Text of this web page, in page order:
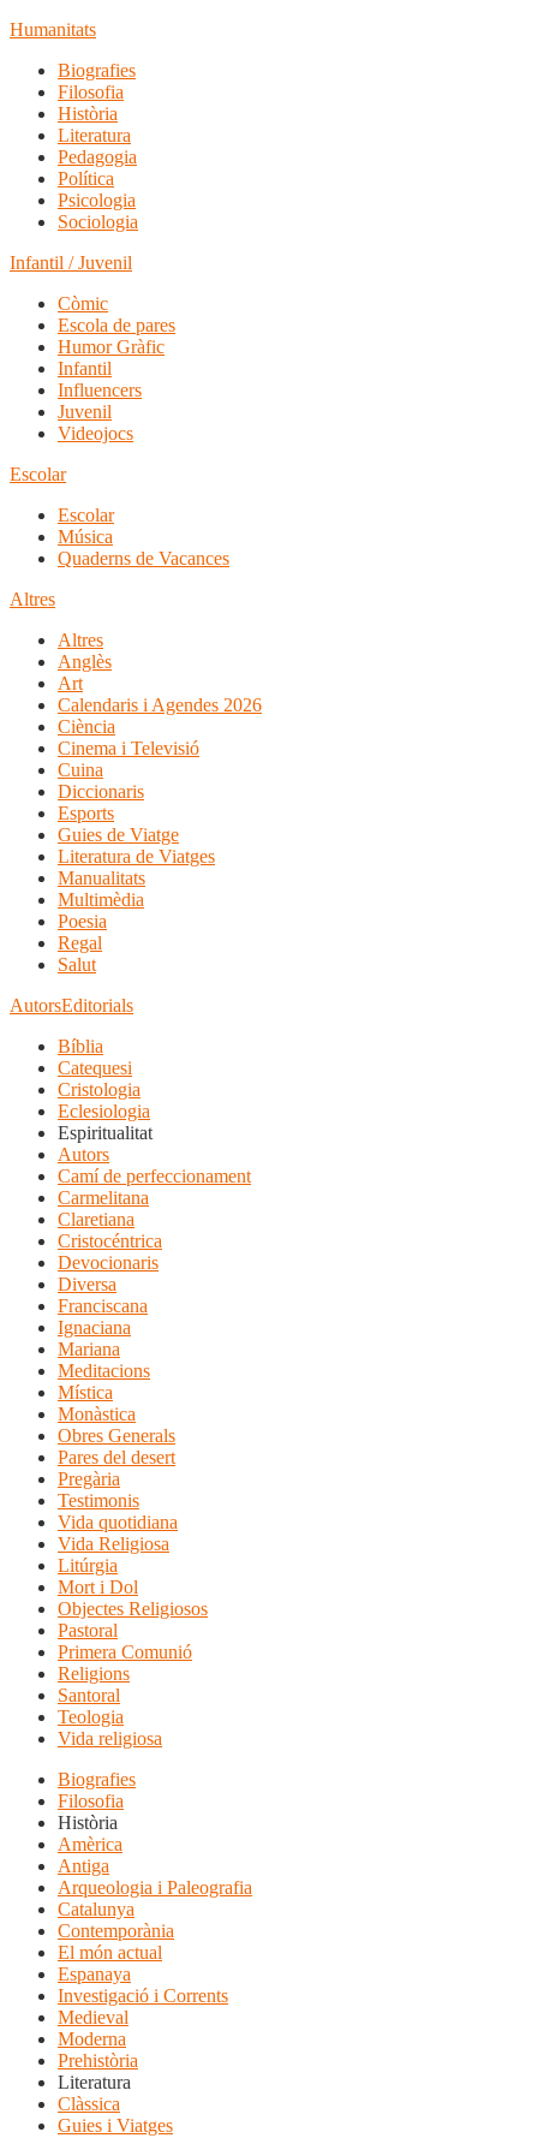
Humanitats
Biografies
Filosofia
Història
Literatura
Pedagogia
Política
Psicologia
Sociologia
Infantil / Juvenil
Còmic
Escola de pares
Humor Gràfic
Infantil
Influencers
Juvenil
Videojocs
Escolar
Escolar
Música
Quaderns de Vacances
Altres
Altres
Anglès
Art
Calendaris i Agendes 2026
Ciència
Cinema i Televisió
Cuina
Diccionaris
Esports
Guies de Viatge
Literatura de Viatges
Manualitats
Multimèdia
Poesia
Regal
Salut
AutorsEditorials
Bíblia
Catequesi
Cristologia
Eclesiologia
Espiritualitat
Autors
Camí de perfeccionament
Carmelitana
Claretiana
Cristocéntrica
Devocionaris
Diversa
Franciscana
Ignaciana
Mariana
Meditacions
Mística
Monàstica
Obres Generals
Pares del desert
Pregària
Testimonis
Vida quotidiana
Vida Religiosa
Litúrgia
Mort i Dol
Objectes Religiosos
Pastoral
Primera Comunió
Religions
Santoral
Teologia
Vida religiosa
Biografies
Filosofia
Història
Amèrica
Antiga
Arqueologia i Paleografia
Catalunya
Contemporània
El món actual
Espanaya
Investigació i Corrents
Medieval
Moderna
Prehistòria
Literatura
Clàssica
Guies i Viatges